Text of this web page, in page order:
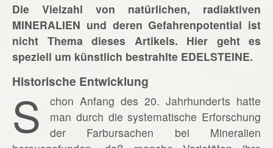
Die Vielzahl von natürlichen, radiaktiven
MINERALIEN und deren Gefahrenpotential ist
nicht Thema dieses Artikels. Hier geht es
speziell um künstlich bestrahlte EDELSTEINE.
Historische Entwicklung
S
chon Anfang des 20. Jahrhunderts hatte
man durch die systematische Erforschung
der Farbursachen bei Mineralien